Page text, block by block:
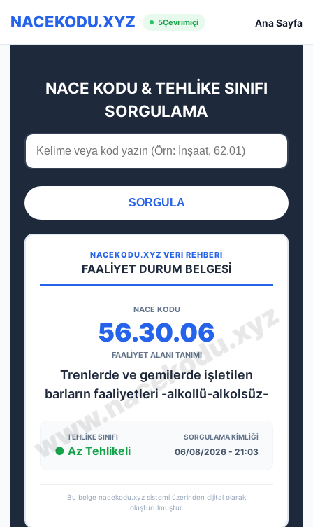
NACEKODU.XYZ 5Çevrimiçi Ana Sayfa
NACE KODU & TEHLİKE SINIFI
SORGULAMA
SORGULA
NACEKODU.XYZ VERİ REHBERİ
FAALİYET DURUM BELGESİ
NACE KODU
56.30.06
FAALİYET ALANI TANIMI
Trenlerde ve gemilerde işletilen
barların faaliyetleri -alkollü-alkolsüz-
TEHLIKE SINIFI
● Az Tehlikeli
SORGULAMA KIMLIĞI
06/08/2026 - 21:03
Bu belge nacekodu.xyz sistemi üzerinden dijital olarak
oluşturulmuştur.